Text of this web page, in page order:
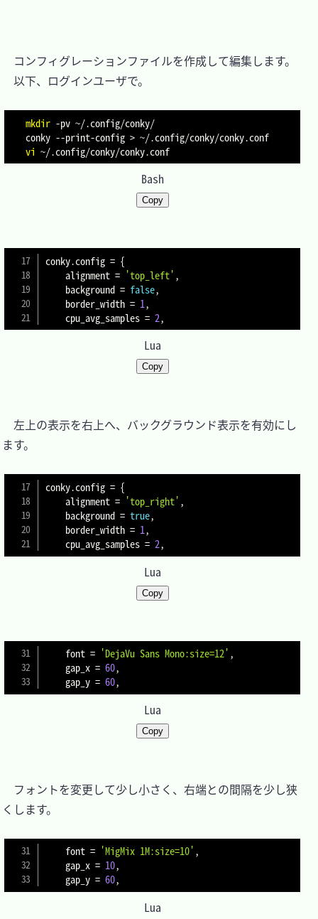
コンフィグレーションファイルを作成して編集します。
以下、ログインユーザで。
mkdir -pv ~/.config/conky/
conky --print-config >
vi
Bash
Copy
conky.config = {
    alignment
= 'top_left',
    background
= false,
    border_width
= 1,
    cpu_avg_samples
= 2,
Lua
Copy
左上の表示を右上へ、バックグラウンド表示を有効にし
ます。
conky.config = {
    alignment
= 'top_right',
    background
= true,
    border_width
= 1,
    cpu_avg_samples
= 2,
Lua
Copy
font = 'DejaVu Sans Mono:size=12',
    gap_x
= 60,
    gap_y
= 60,
Lua
Copy
フォントを変更して少し小さく、右端との間隔を少し狭
くします。
font = 'MigMix 1M:size=10',
    gap_x
= 10,
    gap_y
= 60,
Lua